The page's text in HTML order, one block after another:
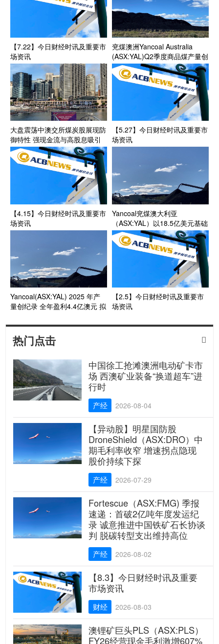
【7.22】今日财经时讯及重要市
场资讯
兖煤澳洲Yancoal Australia
(ASX:YAL)Q2季度商品煤产量创
新高 年产量预计达指导区间上
段 Kestrel煤矿收购获FIRB批准
收官在望
大盘震荡中澳交所煤炭股展现防
御特性 强现金流与高股息吸引
资金阶段性涌入
【5.27】今日财经时讯及重要市
场资讯
【4.15】今日财经时讯及重要市
场资讯
Yancoal兖煤澳大利亚
（ASX:YAL）以18.5亿美元基础
现金对价收购澳洲最大地下煤矿
Kestrel Coal Mine
Yancoal(ASX:YAL) 2025 年产
量创纪录 全年盈利4.4亿澳元 拟
【2.5】今日财经时讯及重要市
场资讯
热门点击 
中国徐工抢滩澳洲电动矿卡市
场 西澳矿业装备“换道超车”进
行时
产经 2026-08-04
【异动股】明星国防股
DroneShield（ASX:DRO）中
期毛利率收窄 增速拐点隐现
股价持续下探
产经 2026-07-29
Fortescue（ASX:FMG) 季报
速递：首破2亿吨年度发运纪
录 诚意推进中国铁矿石长协谈
判 脱碳转型支出维持高位
产经 2026-08-02
【8.3】今日财经时讯及重要
市场资讯
财经 2026-08-03
澳锂矿巨头PLS（ASX:PLS）
FY26经营现金毛利激增607%